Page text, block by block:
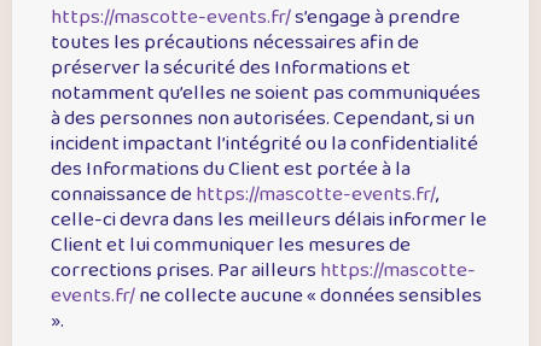
https://mascotte-events.fr/s’engage à prendre
toutes les précautions nécessaires afin de
préserver la sécurité des Informations et
notamment qu’elles ne soient pas communiquées
à des personnes non autorisées. Cependant, si un
incident impactant l’intégrité ou la confidentialité
des Informations du Client est portée à la
connaissance dehttps://mascotte-events.fr/,
celle-ci devra dans les meilleurs délais informer le
Client et lui communiquer les mesures de
corrections prises. Par ailleurshttps://mascotte-
events.fr/ne collecte aucune « données sensibles
».